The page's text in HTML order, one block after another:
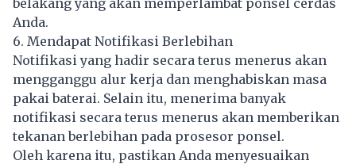
Anda.
6. Mendapat Notifikasi Berlebihan
Notifikasi yang hadir secara terus menerus akan
mengganggu alur kerja dan menghabiskan masa
pakai baterai. Selain itu, menerima banyak
notifikasi secara terus menerus akan memberikan
tekanan berlebihan pada prosesor ponsel.
Oleh karena itu, pastikan Anda menyesuaikan